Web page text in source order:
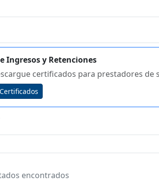
Ingresos y Retenciones
certificados para prestadores
encontrados